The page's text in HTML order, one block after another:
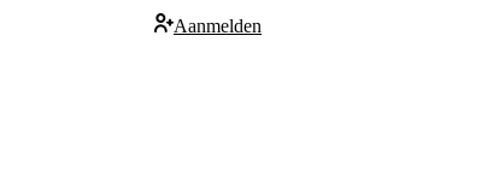
Aanmelden